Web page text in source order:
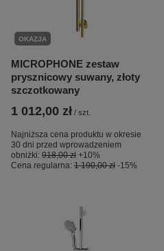
OKAZJA
MICROPHONE zestaw
prysznicowy suwany, złoty
szczotkowany
1 012,00 zł / szt.
Najniższa cena produktu w okresie
30 dni przed wprowadzeniem
obniżki: 918,00 zł +10%
Cena regularna: 1 190,00 zł -15%